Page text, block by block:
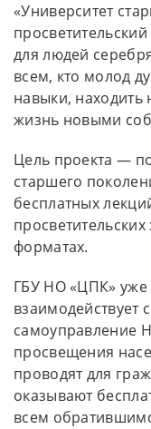
«Университет
для людей
всем, кто молод
навыки, находить
жизнь новыми
Цель проекта —
старшего
бесплатных
форматах.
ГБУ НО «ЦПК» уже
самоуправление
просвещения
проводят для
оказывают
всем